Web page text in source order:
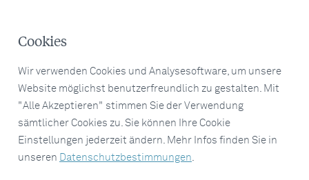
Cookies
Wir verwenden Cookies und Analysesoftware, um unsere
Website möglichst benutzerfreundlich zu gestalten. Mit
"Alle Akzeptieren" stimmen Sie der Verwendung
sämtlicher Cookies zu. Sie können Ihre Cookie
Einstellungen jederzeit ändern. Mehr Infos finden Sie in
unseren Datenschutzbestimmungen.